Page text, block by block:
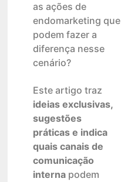
as ações de
endomarketing que
podem fazer a
diferença nesse
cenário?
Este artigo traz
ideias exclusivas,
sugestões
práticas e indica
quais canais de
comunicação
internapodem